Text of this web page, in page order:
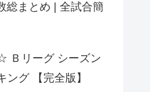
総まとめ | 全試合簡
Ｂリーグ シーズン
ング 【完全版】